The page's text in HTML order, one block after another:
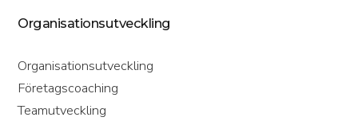
Organisationsutveckling
Organisationsutveckling
Företagscoaching
Teamutveckling